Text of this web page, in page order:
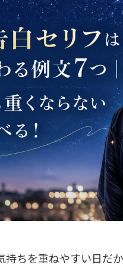
ちを重ねやすい日だ